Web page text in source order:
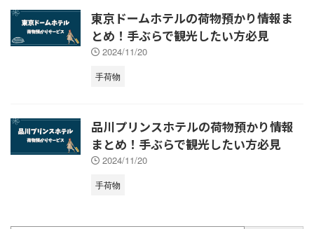
東京ドームホテルの荷物預かり情報ま
とめ！手ぶらで観光したい方必見
2024/11/20
手荷物
品川プリンスホテルの荷物預かり情報
まとめ！手ぶらで観光したい方必見
2024/11/20
手荷物